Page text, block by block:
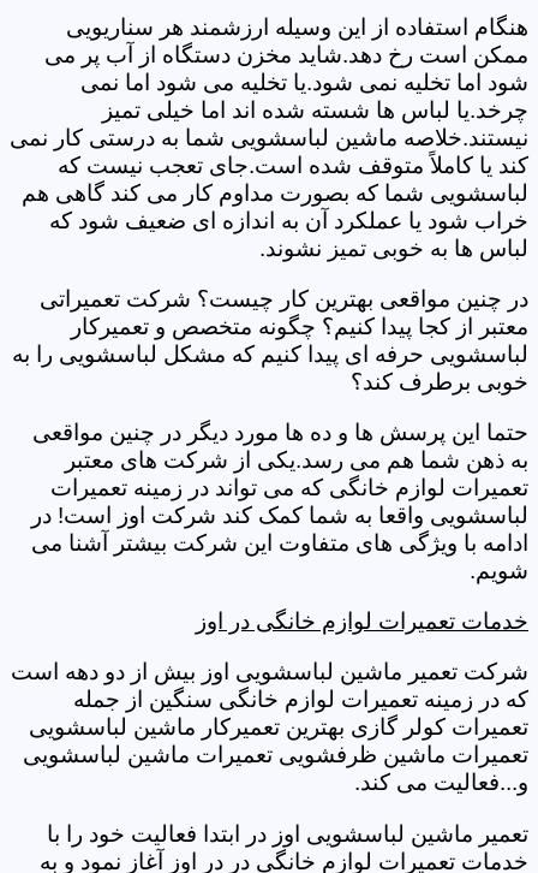
هنگام استفاده از این وسیله ارزشمند هر سناریویی
ممکن است رخ دهد.شاید مخزن دستگاه از آب پر می
شود اما تخلیه نمی شود.یا تخلیه می شود اما نمی
چرخد.یا لباس ها شسته شده اند اما خیلی تمیز
نیستند.خلاصه ماشین لباسشویی شما به درستی کار نمی
کند یا کاملاً متوقف شده است.جای تعجب نیست که
لباسشویی شما که بصورت مداوم کار می کند گاهی هم
خراب شود یا عملکرد آن به اندازه ای ضعیف شود که
لباس ها به خوبی تمیز نشوند.
در چنین مواقعی بهترین کار چیست؟ شرکت تعمیراتی
معتبر از کجا پیدا کنیم؟ چگونه متخصص و تعمیرکار
لباسشویی حرفه ای پیدا کنیم که مشکل لباسشویی را به
خوبی برطرف کند؟
حتما این پرسش ها و ده ها مورد دیگر در چنین مواقعی
به ذهن شما هم می رسد.یکی از شرکت های معتبر
تعمیرات لوازم خانگی که می تواند در زمینه تعمیرات
لباسشویی واقعا به شما کمک کند شرکت اوز است! در
ادامه با ویژگی های متفاوت این شرکت بیشتر آشنا می
شویم.
خدمات تعمیرات لوازم خانگی در اوز
شرکت تعمیر ماشین لباسشویی اوز بیش از دو دهه است
که در زمینه تعمیرات لوازم خانگی سنگین از جمله
تعمیرات کولر گازی بهترین تعمیرکار ماشین لباسشویی
تعمیرات ماشین ظرفشویی تعمیرات ماشین لباسشویی
و...فعالیت می کند.
تعمیر ماشین لباسشویی اوز در ابتدا فعالیت خود را با
خدمات تعمیرات لوازم خانگی در در اوز آغاز نمود و به